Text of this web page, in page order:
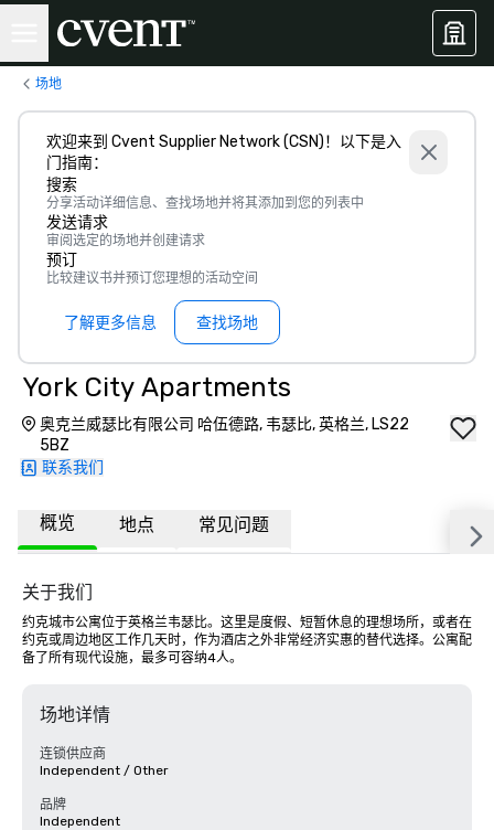
场地
欢迎来到 Cvent Supplier Network (CSN)！以下是入
门指南：
搜索
分享活动详细信息、查找场地并将其添加到您的列表中
发送请求
审阅选定的场地并创建请求
预订
比较建议书并预订您理想的活动空间
了解更多信息 查找场地
York City Apartments
奥克兰威瑟比有限公司 哈伍德路, 韦瑟比, 英格兰, LS22
5BZ
联系我们
概览 地点 常见问题
关于我们
约克城市公寓位于英格兰韦瑟比。这里是度假、短暂休息的理想场所，或者在
约克或周边地区工作几天时，作为酒店之外非常经济实惠的替代选择。公寓配
备了所有现代设施，最多可容纳4人。
场地详情
连锁供应商
Independent / Other
品牌
Independent